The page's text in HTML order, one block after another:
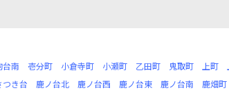
台南 壱分町 小倉寺町 小瀬町 乙田町 鬼取町 上町
つき台 鹿ノ台北 鹿ノ台西 鹿ノ台東 鹿ノ台南 鹿畑町